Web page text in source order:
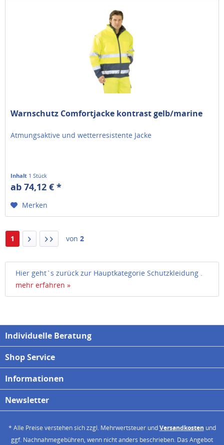
Warnschutz Comfortjacke kontrast gelb/marine
Atmungsaktive und wetterresistente Jacke
Inhalt 1 Stück
ab 74,12 € *
Merken
1 von 2
Hier geht`s zurück zur Hauptkategorie Schutzkleidung .
mehr erfahren »
Individuelle Beratung
Shop Service
Informationen
Newsletter
* Alle Preise verstehen sich zzgl. Mehrwertsteuer undVersandkosten und
ggf. Nachnahmegebühren, wenn nicht anders beschrieben. Das Angebot